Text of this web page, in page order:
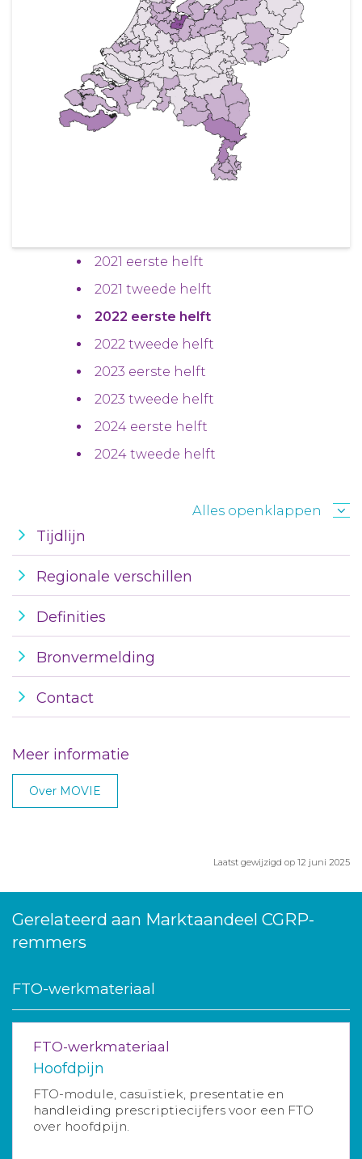
2021 eerste helft
2021 tweede helft
2022 eerste helft
2022 tweede helft
2023 eerste helft
2023 tweede helft
2024 eerste helft
2024 tweede helft
Alles openklappen
Tijdlijn
Regionale verschillen
Definities
Bronvermelding
Contact
Meer informatie
Over MOVIE
Laatst gewijzigd op 12 juni 2025
Gerelateerd aan Marktaandeel CGRP-
remmers
FTO-werkmateriaal
FTO-werkmateriaal
Hoofdpijn
FTO-module, casuïstiek, presentatie en
handleiding prescriptiecijfers voor een FTO
over hoofdpijn.